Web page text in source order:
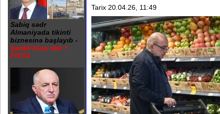
Sabiq sədr
Almaniyada tikinti
biznesinə başlayıb -
Şərikli bina tikir +
FOTO
Tarix 20.04.26, 11:49